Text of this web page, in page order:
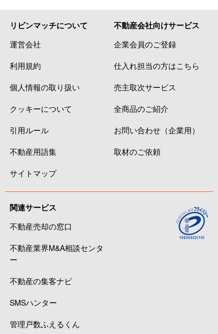
リビンマッチについて
運営会社
利用規約
個人情報の取り扱い
クッキーについて
引用ルール
不動産用語集
サイトマップ
不動産会社向けサービス
企業会員のご登録
仕入れ担当の方はこちら
売主取次サービス
全商品のご紹介
お問い合わせ（企業用）
取材のご依頼
関連サービス
不動産売却の窓口
不動産業界M&A相談センタ
ー
不動産の集客ナビ
SMSハンター
管理戸数ふえるくん